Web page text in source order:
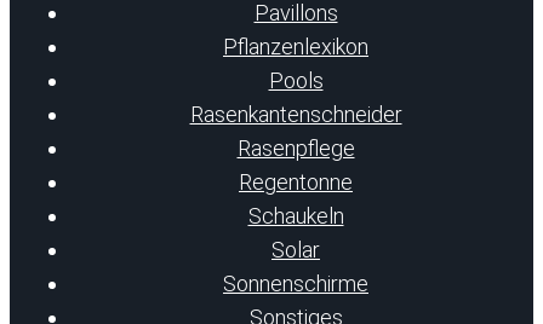
Pavillons
Pflanzenlexikon
Pools
Rasenkantenschneider
Rasenpflege
Regentonne
Schaukeln
Solar
Sonnenschirme
Sonstiges